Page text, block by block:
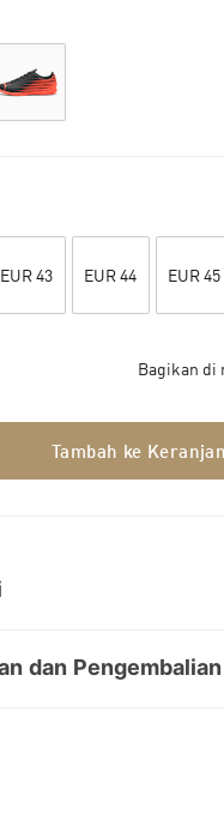
EUR 43 EUR 44 EUR 45
Bagikan di
Tambah ke
dan